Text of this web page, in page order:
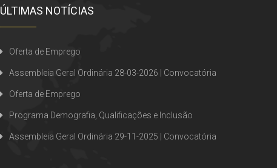
ÚLTIMAS NOTÍCIAS
Oferta de Emprego
Assembleia Geral Ordinária 28-03-2026 | Convocatória
Oferta de Emprego
Programa Demografia, Qualificações e Inclusão
Assembleia Geral Ordinária 29-11-2025 | Convocatória